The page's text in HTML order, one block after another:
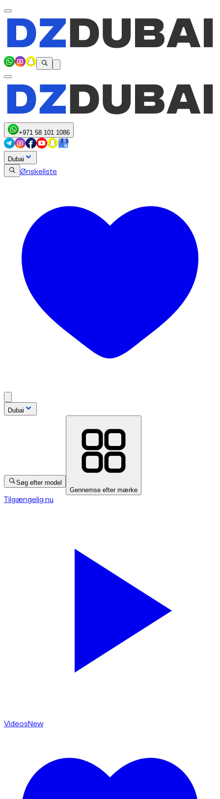
+971 58 101 1086
Dubai
Ønskeliste
Dubai
Søg efter model
Gennemse efter mærke
Tilgængelig nu
VideosNew